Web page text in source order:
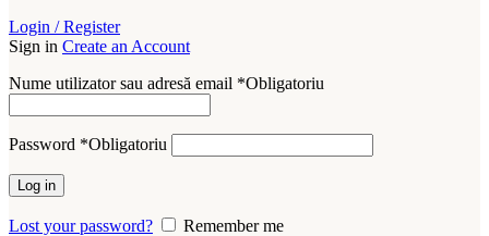
Login / Register
Sign in Create an Account
Nume utilizator sau adresă email *Obligatoriu
Password *Obligatoriu
Log in
Lost your password?
Remember me